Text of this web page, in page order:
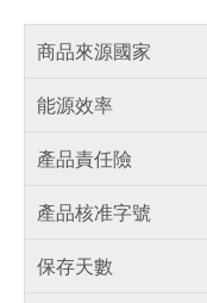
商品來源國家
能源效率
產品責任險
產品核准字號
保存天數